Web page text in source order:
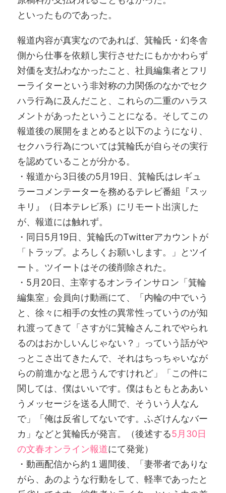
といったものであった。
報道内容が真実なのであれば、箕輪氏・幻冬舎
側から仕事を依頼し実行させたにもかかわらず
対価を支払わなかったこと、社員編集者とフリ
ーライターという非対称の力関係のなかでセク
ハラ行為に及んだこと、これらの二重のハラス
メントがあったということになる。そしてこの
報道後の展開をまとめると以下のようになり、
セクハラ行為については箕輪氏が自らその実行
を認めていることが分かる。
・報道から3日後の5月19日、箕輪氏はレギュ
ラーコメンテーターを務めるテレビ番組『スッ
キリ』（日本テレビ系）にリモート出演した
が、報道には触れず。
・同日5月19日、箕輪氏のTwitterアカウントが
「トラップ。よろしくお願いします。」とツイ
ート。ツイートはその後削除された。
・5月20日、主宰するオンラインサロン「箕輪
編集室」会員向け動画にて、「内輪の中でいう
と、徐々に相手の女性の異常性っていうのが知
れ渡ってきて「さすがに箕輪さんこれでやられ
るのはおかしいんじゃない？」っていう話がや
っとこさ出てきたんで、それはちっちゃいなが
らの前進かなと思うんですけれど」「この件に
関しては、僕はいいです。僕はもともとああい
うメッセージを送る人間で、そういう人なん
で」「俺は反省してないです。ふざけんなバー
カ」などと箕輪氏が発言。（後述する5月30日
の文春オンライン報道にて発覚）
・動画配信から約１週間後、「妻帯者でありな
がら、あのような行動をして、軽率であったと